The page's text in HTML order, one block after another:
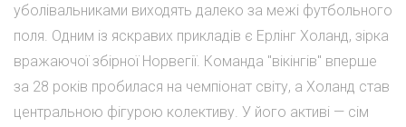
уболівальниками виходять далеко за межі футбольного
поля. Одним із яскравих прикладів є Ерлінг Холанд, зірка
вражаючої збірної Норвегії. Команда "вікінгів" вперше
за 28 років пробилася на чемпіонат світу, а Холанд став
центральною фігурою колективу. У його активі — сім